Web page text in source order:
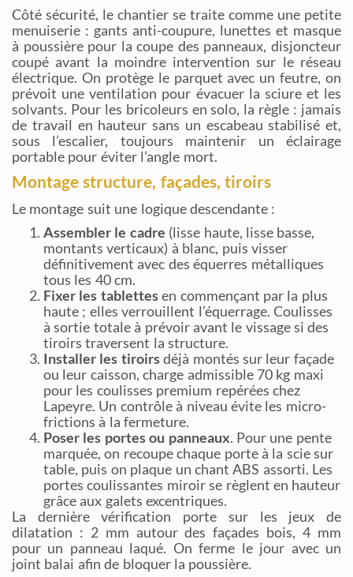
Côté sécurité, le chantier se traite comme une petite
menuiserie : gants anti-coupure, lunettes et masque
à poussière pour la coupe des panneaux, disjoncteur
coupé avant la moindre intervention sur le réseau
électrique. On protège le parquet avec un feutre, on
prévoit une ventilation pour évacuer la sciure et les
solvants. Pour les bricoleurs en solo, la règle : jamais
de travail en hauteur sans un escabeau stabilisé et,
sous l’escalier, toujours maintenir un éclairage
portable pour éviter l’angle mort.
Montage structure, façades, tiroirs
Le montage suit une logique descendante :
Assembler le cadre (lisse haute, lisse basse,
montants verticaux) à blanc, puis visser
définitivement avec des équerres métalliques
tous les 40 cm.
Fixer les tablettesen commençant par la plus
haute ; elles verrouillent l’équerrage. Coulisses
à sortie totale à prévoir avant le vissage si des
tiroirs traversent la structure.
Installer les tiroirsdéjà montés sur leur façade
ou leur caisson, charge admissible 70 kg maxi
pour les coulisses premium repérées chez
Lapeyre. Un contrôle à niveau évite les micro-
frictions à la fermeture.
Poser les portes ou panneaux. Pour une pente
marquée, on recoupe chaque porte à la scie sur
table, puis on plaque un chant ABS assorti. Les
portes coulissantes miroir se règlent en hauteur
grâce aux galets excentriques.
La dernière vérification porte sur les jeux de
dilatation : 2 mm autour des façades bois, 4 mm
pour un panneau laqué. On ferme le jour avec un
joint balai afin de bloquer la poussière.